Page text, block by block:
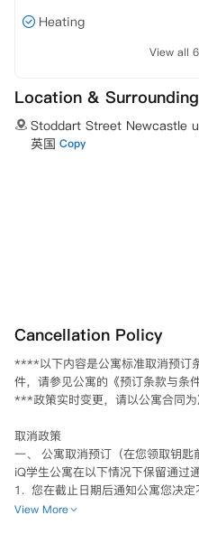
Heating
View all
Location &
Stoddart Street Newcastle
英国 Copy
Cancellation Policy
****以下内容是公寓标准取消预订
件，请参见公寓的《预订条款与条件
***政策实时变更，请以公寓合同为
取消政策
一、 公寓取消预订（在您领取钥匙
iQ学生公寓在以下情况下保留通过
1.  您在截止日期后通知公寓您决定
2.  公寓在截止日期前采取所有合理
View More